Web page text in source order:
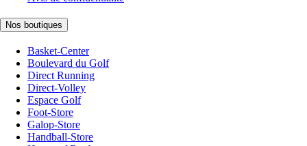
Nos boutiques
Basket-Center
Boulevard du Golf
Direct Running
Direct-Volley
Espace Golf
Foot-Store
Galop-Store
Handball-Store